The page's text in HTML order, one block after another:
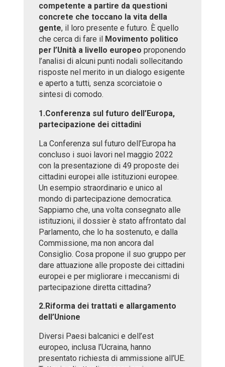
competente a partire da questioni
concrete che toccano la vita della
gente, il loro presente e futuro. È quello
che cerca di fare il Movimento politico
per l’Unità a livello europeo proponendo
l’analisi di alcuni punti nodali sollecitando
risposte nel merito in un dialogo esigente
e aperto a tutti, senza scorciatoie o
sintesi di comodo.
1.Conferenza sul futuro dell’Europa,
partecipazione dei cittadini
La Conferenza sul futuro dell’Europa ha
concluso i suoi lavori nel maggio 2022
con la presentazione di 49 proposte dei
cittadini europei alle istituzioni europee.
Un esempio straordinario e unico al
mondo di partecipazione democratica.
Sappiamo che, una volta consegnato alle
istituzioni, il dossier è stato affrontato dal
Parlamento, che lo ha sostenuto, e dalla
Commissione, ma non ancora dal
Consiglio. Cosa propone il suo gruppo per
dare attuazione alle proposte dei cittadini
europei e per migliorare i meccanismi di
partecipazione diretta cittadina?
2.Riforma dei trattati e allargamento
dell’Unione
Diversi Paesi balcanici e dell’est
europeo, inclusa l’Ucraina, hanno
presentato richiesta di ammissione all’UE.